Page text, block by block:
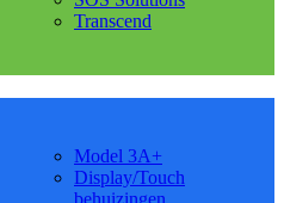
Transcend
Model 3A+
Display/Touch